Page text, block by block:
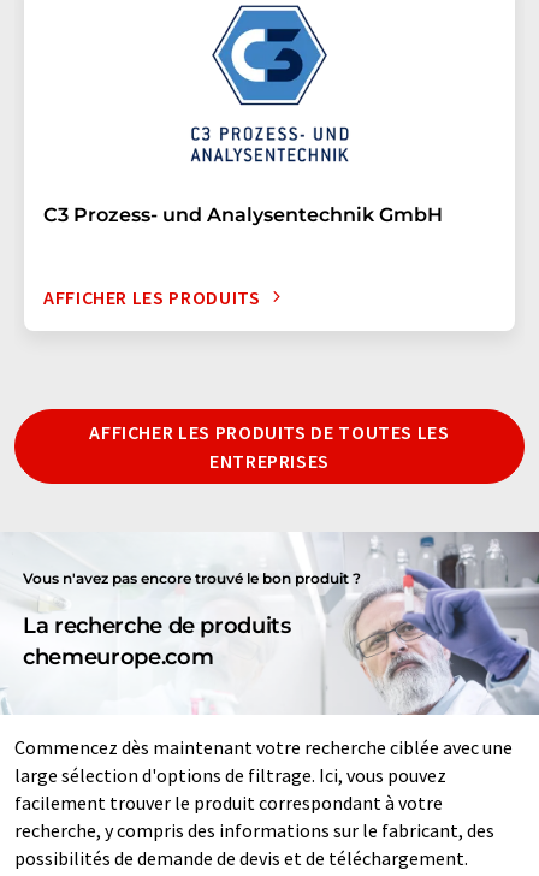
C3 Prozess- und Analysentechnik GmbH
AFFICHER LES PRODUITS
AFFICHER LES PRODUITS DE TOUTES LES
ENTREPRISES
Vous n'avez pas encore trouvé le bon produit ?
La recherche de produits
chemeurope.com
Commencez dès maintenant votre recherche ciblée avec une
large sélection d'options de filtrage. Ici, vous pouvez
facilement trouver le produit correspondant à votre
recherche, y compris des informations sur le fabricant, des
possibilités de demande de devis et de téléchargement.